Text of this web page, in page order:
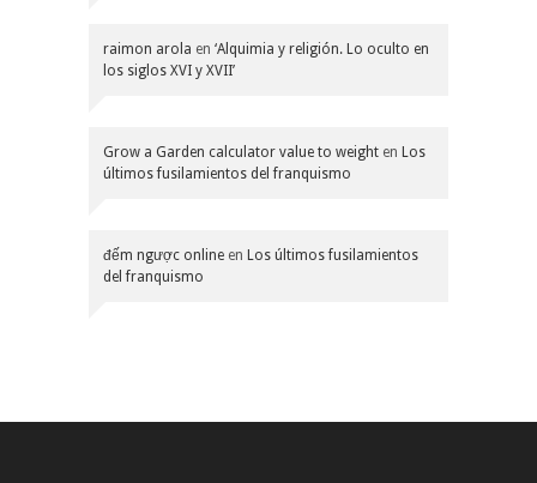
raimon arola en ‘Alquimia y religión. Lo oculto en
los siglos XVI y XVII’
Grow a Garden calculator value to weight en Los
últimos fusilamientos del franquismo
đếm ngược online en Los últimos fusilamientos
del franquismo